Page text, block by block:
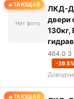
ТАЮЩАЯ
Нет фото
ЛКД-
двери
130кг,
464.0 3
-39.5%
ТАЮЩАЯ